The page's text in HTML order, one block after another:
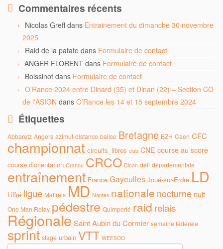
Commentaires récents
Nicolas Greffdans Entrainement du dimanche 30 novembre
2025
Raid de la patate dans Formulaire de contact
ANGER FLORENT dans Formulaire de contact
Boissinot dans Formulaire de contact
O’Rance 2024 entre Dinard (35) et Dinan (22) – Section CO
de l'ASIGN dans O’Rance les 14 et 15 septembre 2024
Étiquettes
Abbaretz Angers azimut-distance balise Bretagne BZH Caen CFC
championnat circuits_libres club CNE course au score
course d'orientation Cranou CRCO Dinan défi départementale
entraînement France Gayeulles Joué-sur-Erdre LD
Liffré ligue Maffrais MD Nantes nationale nocturne nuit
One Man Relay pédestre Quimperlé raid relais
Régionale Saint Aubin du Cormier semaine fédérale
sprint stage urbain VTT WEESOO